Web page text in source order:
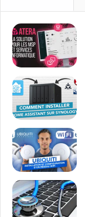
r
e
a
d
s
e
m
a